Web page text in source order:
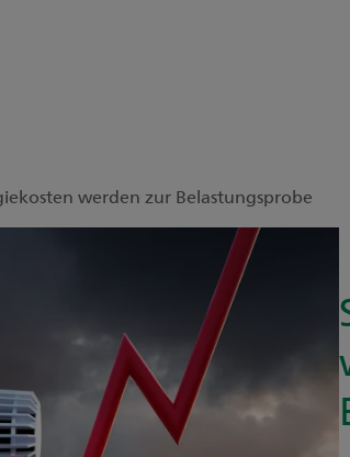
werden zur Belastungsprobe